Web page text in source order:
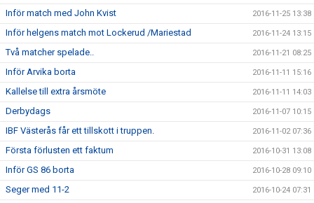
Inför match med John Kvist 2016-11-25 13:38
Inför helgens match mot Lockerud /Mariestad 2016-11-24 13:15
Två matcher spelade.. 2016-11-21 08:25
Inför Arvika borta 2016-11-11 15:16
Kallelse till extra årsmöte 2016-11-11 14:03
Derbydags 2016-11-07 10:15
IBF Västerås får ett tillskott i truppen. 2016-11-02 07:36
Första förlusten ett faktum 2016-10-31 13:08
Inför GS 86 borta 2016-10-28 09:10
Seger med 11-2 2016-10-24 07:31